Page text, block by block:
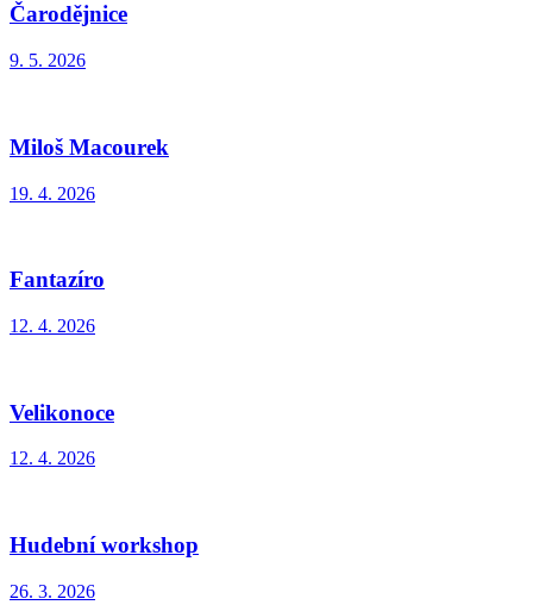
Čarodějnice
9. 5. 2026
Miloš Macourek
19. 4. 2026
Fantazíro
12. 4. 2026
Velikonoce
12. 4. 2026
Hudební workshop
26. 3. 2026